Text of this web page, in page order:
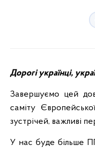
Дорогі українці,
Завершуємо цей
саміту
зустрічей, важливі
У нас буде більше